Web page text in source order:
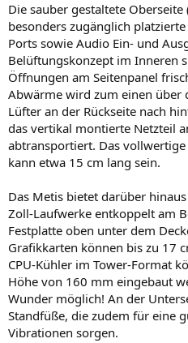
Die sauber gestaltete
besonders zugänglich
Ports sowie Audio Ein- und
Belüftungskonzept im Inneren
Öffnungen am Seitenpanel
Abwärme wird zum einen
Lüfter an der Rückseite nach
das vertikal montierte Netzteil
abtransportiert. Das
kann etwa 15 cm lang sein.
Das Metis bietet darüber
Zoll-Laufwerke entkoppelt am
Festplatte oben unter dem
Grafikkarten können bis zu 17
CPU-Kühler im Tower-Format
Höhe von 160 mm eingebaut
Wunder möglich! An der
Standfüße, die zudem für eine
Vibrationen sorgen.